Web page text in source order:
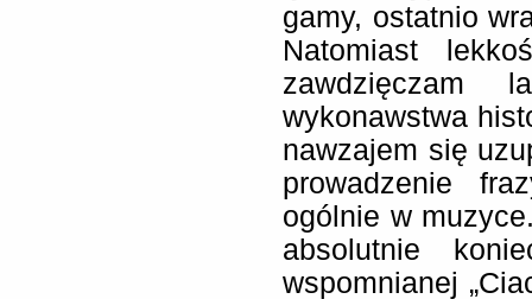
gamy, ostatnio
Natomiast
zawdzięczam
wykonawstwa
nawzajem się
prowadzenie
ogólnie w
absolutnie
wspomnianej